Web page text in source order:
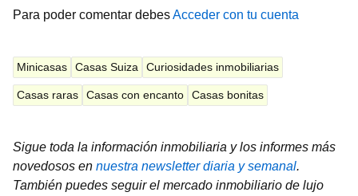
Para poder comentar debesAcceder con tu cuenta
Minicasas Casas Suiza Curiosidades inmobiliarias
Casas raras Casas con encanto Casas bonitas
Sigue toda la información inmobiliaria y los informes más
novedosos en nuestra newsletter diaria y semanal.
También puedes seguir el mercado inmobiliario de lujo